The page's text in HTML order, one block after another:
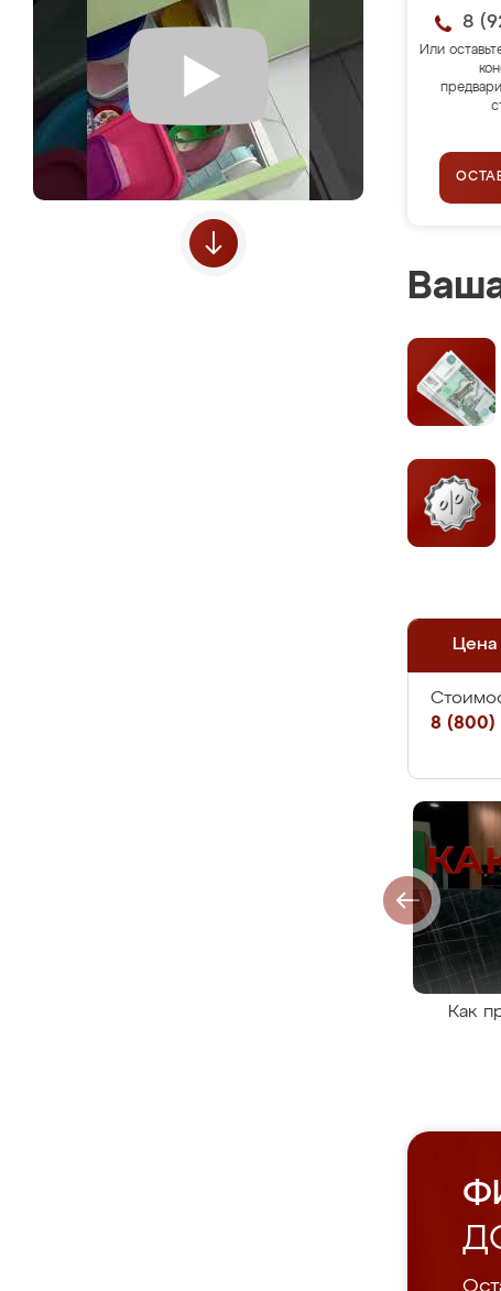
8
Или
Цена
8 (800)
Как